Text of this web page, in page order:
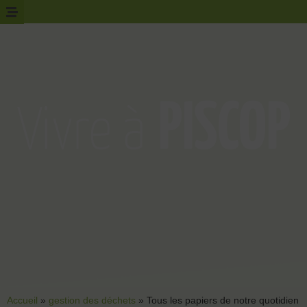
Accueil » gestion des déchets » Tous les papiers de notre quotidien